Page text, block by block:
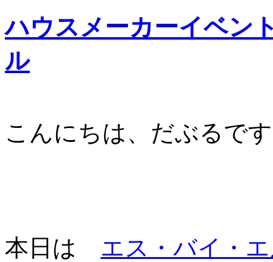
ハウスメーカーイベ
ル
こんにちは、だぶるで
本日は エス・バイ・